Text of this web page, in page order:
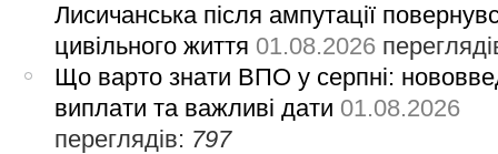
Лисичанська після ампутації
цивільного життя 01.08.2026
Що варто знати ВПО у серпні:
виплати та важливі дати 01.08.2026
переглядів: 797